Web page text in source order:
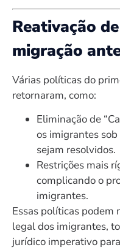
Reativação
migração
Várias políticas do
retornaram, como:
Eliminação de
os imigrantes
sejam resolvidos.
Restrições mais
complicando o
imigrantes.
Essas políticas
legal dos imigrantes,
jurídico imperativo